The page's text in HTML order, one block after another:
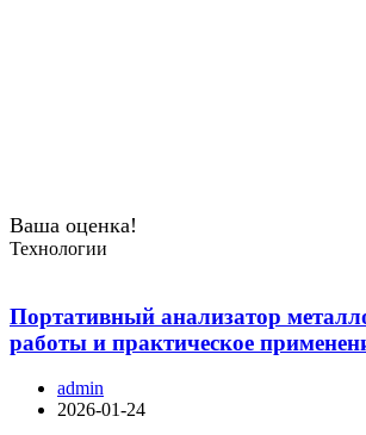
Ваша оценка!
Технологии
Портативный анализатор
работы и практическое
admin
2026-01-24